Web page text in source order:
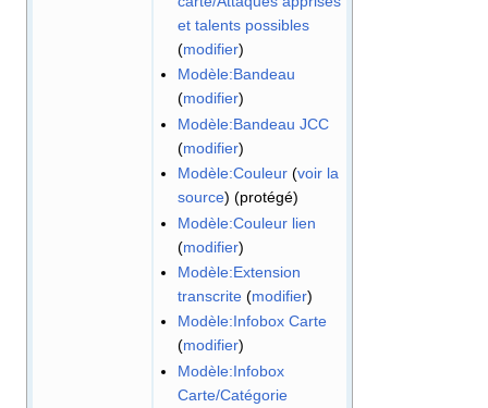
et talents possibles
(modifier)
Modèle:Bandeau
(modifier)
Modèle:Bandeau JCC
(modifier)
Modèle:Couleur (voir la
source) (protégé)
Modèle:Couleur lien
(modifier)
Modèle:Extension
transcrite (modifier)
Modèle:Infobox Carte
(modifier)
Modèle:Infobox
Carte/Catégorie